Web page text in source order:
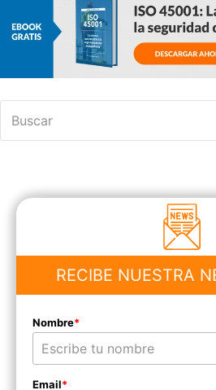
RECIBE NUESTRA
Nombre*
Email*